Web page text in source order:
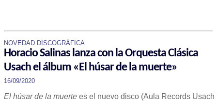
NOVEDAD DISCOGRÁFICA
Horacio Salinas lanza con la Orquesta Clásica
Usach el álbum «El húsar de la muerte»
16/09/2020
El húsar de la muerte es el nuevo disco (Aula Records Usach